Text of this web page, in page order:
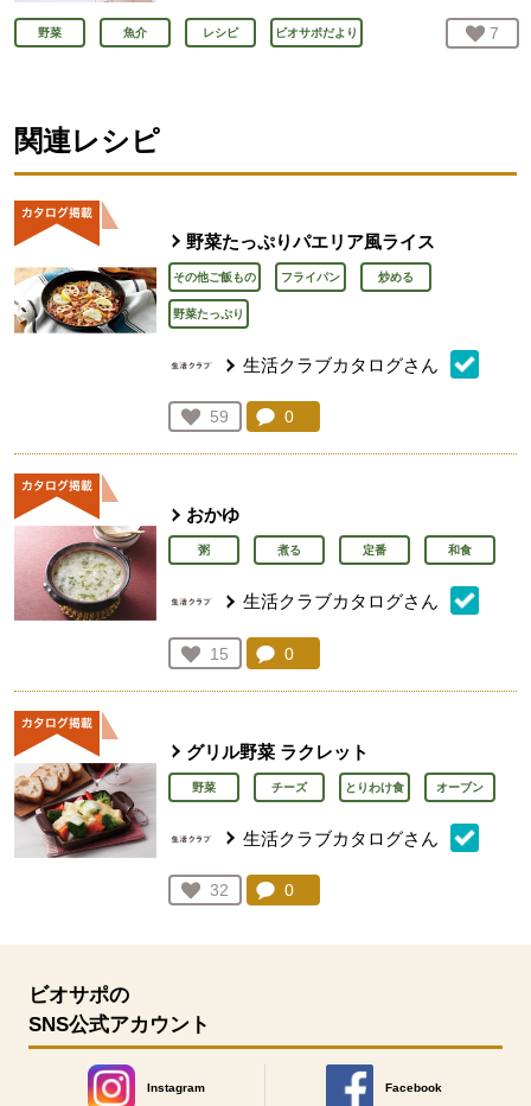
野菜 魚介 レシピ ビオサポだより お気
7
関連レシピ
野菜たっぷりパエリア風ライス
その他ご飯もの フライパン 炒める
野菜たっぷり
生活クラブカタログさん
お気に入り登録：
59
人が登録
コメント：
0
おかゆ
粥 煮る 定番 和食
生活クラブカタログさん
お気に入り登録：
15
人が登録
コメント：
0
グリル野菜 ラクレット
野菜 チーズ とりわけ食 オーブン
生活クラブカタログさん
お気に入り登録：
32
人が登録
コメント：
0
ビオサポの
SNS公式アカウント
Instagram
別のウィンドウで開きます。
Facebook